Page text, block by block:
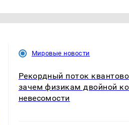
Мировые новости
Рекордный поток
зачем физикам двойной
невесомости